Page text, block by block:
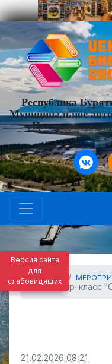
Версия сайта
для
слабовидящих
Республика
Муниципальное
Мастер-класс
21.02.2026 08:21